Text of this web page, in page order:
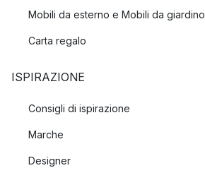
Mobili da esterno e Mobili da giardino
Carta regalo
ISPIRAZIONE
Consigli di ispirazione
Marche
Designer